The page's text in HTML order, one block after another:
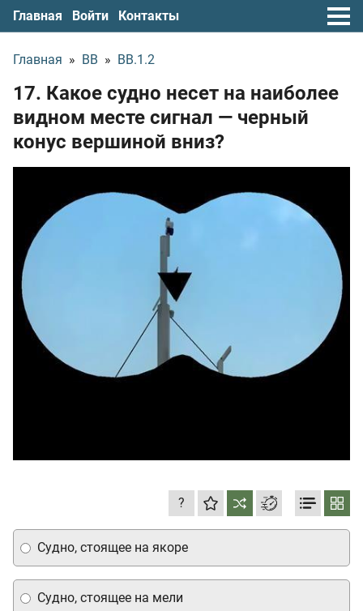
Главная Войти Контакты
Главная » ВВ » ВВ.1.2
17. Какое судно несет на наиболее
видном месте сигнал — черный
конус вершиной вниз?
?
Судно, стоящее на мели
Судно, стоящее на якоре